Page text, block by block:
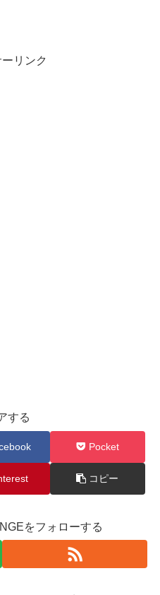
リンク
する
Pocket
コピー
をフォローする